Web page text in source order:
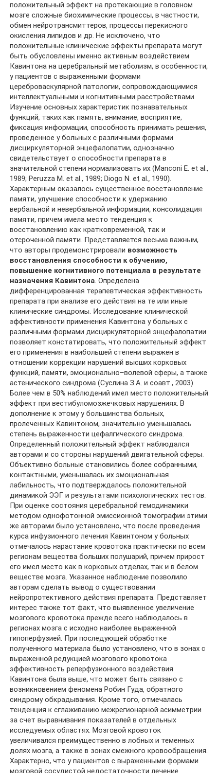
положительный эффект на протекающие в головном
мозге сложные биохимические процессы, в частности,
обмен нейротрансмиттеров, процессы перекисного
окисления липидов и др. Не исключено, что
положительные клинические эффекты препарата могут
быть обусловлены именно активным воздействием
Кавинтона на церебральный метаболизм, в особенности,
у пациентов с выраженными формами
цереброваскулярной патологии, сопровождающимися
интеллектуальными и когнитивными расстройствами.
Изучение основных характеристик познавательных
функций, таких как память, внимание, восприятие,
фиксация информации, способность принимать решения,
проведенное у больных с различными формами
дисциркуляторной энцефалопатии, однозначно
свидетельствует о способности препарата в
значительной степени нормализовать их (Manconi E. et al.,
1989; Peruzza M. et al., 1989; Diogo N. et al., 1990).
Характерным оказалось существенное восстановление
памяти, улучшение способности к удержанию
вербальной и невербальной информации, консолидация
памяти, причем имела место тенденция к
восстановлению как кратковременной, так и
отсроченной памяти. Представляется весьма важным,
что авторы продемонстрировали возможность
восстановления способности к обучению,
повышение когнитивного потенциала в результате
назначения Кавинтона. Определена
дифференцированная терапевтическая эффективность
препарата при анализе его действия на те или иные
клинические синдромы. Исследование клинической
эффективности применения Кавинтона у больных с
различными формами дисциркуляторной энцефалопатии
позволяет констатировать, что положительный эффект
его применения в наибольшей степени выражен в
отношении коррекции нарушений высших корковых
функций, памяти, эмоционально–волевой сферы, а также
астенического синдрома (Суслина З.А. и соавт., 2003).
Более чем в 50% наблюдений имел место положительный
эффект при вестибуломозжечковых нарушениях. В
дополнение к этому у большинства больных,
пролеченных Кавинтоном, значительно уменьшалась
степень выраженности цефалгического синдрома.
Определенный положительный эффект наблюдался
авторами и со стороны нарушений двигательной сферы.
Объективно больные становились более собранными,
контактными, уменьшалась их эмоциональная
лабильность, что подтверждалось положительной
динамикой ЭЭГ и результатами психологических тестов.
При оценке состояния церебральной гемодинамики
методом однофотонной эмиссионной томографии этими
же авторами было установлено, что после проведения
курса инфузионного лечения Кавинтоном у больных
отмечалось нарастание кровотока практически по всем
регионам вещества больших полушарий, причем прирост
его имел место как в корковых отделах, так и в белом
веществе мозга. Указанное наблюдение позволило
авторам сделать вывод о существовании
нейропротективного действия препарата. Представляет
интерес также тот факт, что выявленное увеличение
мозгового кровотока прежде всего наблюдалось в
регионах мозга с исходно наиболее выраженной
гипоперфузией. При последующей обработке
полученного материала было установлено, что в зонах с
выраженной редукцией мозгового кровотока
эффективность реперфузионного воздействия
Кавинтона была выше, что может быть связано с
возникновением феномена Робин Гуда, обратного
синдрому обкрадывания. Кроме того, отмечалась
тенденция к сглаживанию межрегионарной асимметрии
за счет выравнивания показателей в отдельных
исследуемых областях. Мозговой кровоток
увеличивался преимущественно в лобных и теменных
долях мозга, а также в зонах смежного кровообращения.
Характерно, что у пациентов с выраженными формами
мозговой сосудистой недостаточности лечение